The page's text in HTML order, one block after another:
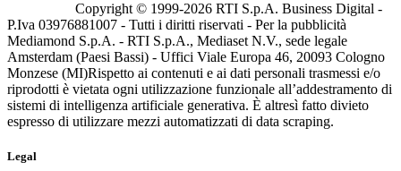
Copyright © 1999-2026 RTI S.p.A. Business Digital -
P.Iva 03976881007 - Tutti i diritti riservati - Per la pubblicità
Mediamond S.p.A. - RTI S.p.A., Mediaset N.V., sede legale
Amsterdam (Paesi Bassi) - Uffici Viale Europa 46, 20093 Cologno
Monzese (MI)Rispetto ai contenuti e ai dati personali trasmessi e/o
riprodotti è vietata ogni utilizzazione funzionale all’addestramento di
sistemi di intelligenza artificiale generativa. È altresì fatto divieto
espresso di utilizzare mezzi automatizzati di data scraping.
Legal